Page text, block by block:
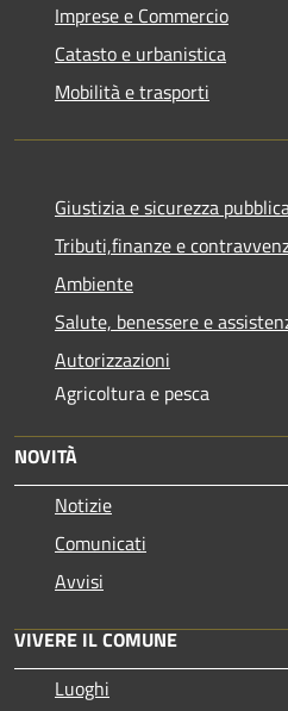
Imprese e Commercio
Catasto e urbanistica
Mobilità e trasporti
Giustizia e sicurezza
Tributi,finanze e
Ambiente
Salute, benessere e
Autorizzazioni
Agricoltura e pesca
NOVITÀ
Notizie
Comunicati
Avvisi
VIVERE IL COMUNE
Luoghi